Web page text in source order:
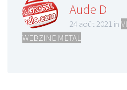
Aude D
24 août 2021 in
WEBZINE METAL